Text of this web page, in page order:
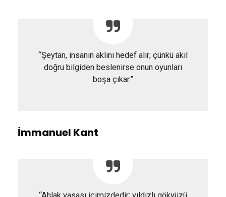
“Şeytan, insanın aklını hedef alır; çünkü akıl
doğru bilgiden beslenirse onun oyunları
boşa çıkar.”
İmmanuel Kant